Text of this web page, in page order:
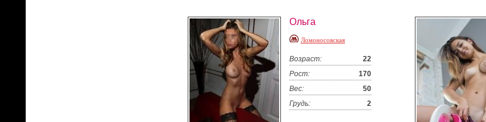
Ольга
Ломоносовская
Возраст:
22
Рост:
170
Вес:
50
Грудь:
2